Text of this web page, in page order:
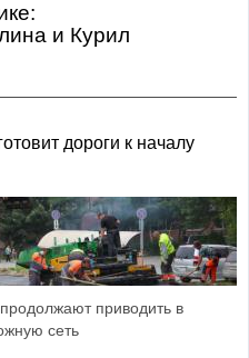
и Курил
дороги к началу
приводить в
сеть